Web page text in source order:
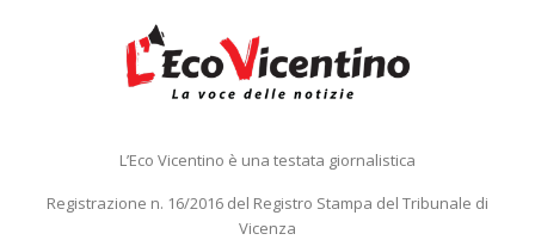
L’Eco Vicentino è una testata giornalistica
Registrazione n. 16/2016 del Registro Stampa del Tribunale di
Vicenza